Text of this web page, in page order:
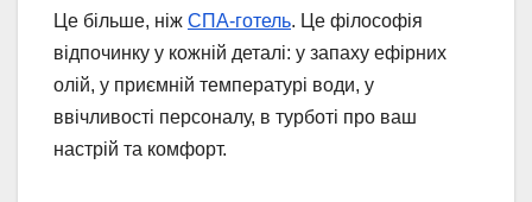
Це більше, ніж СПА-готель. Це філософія
відпочинку у кожній деталі: у запаху ефірних
олій, у приємній температурі води, у
ввічливості персоналу, в турботі про ваш
настрій та комфорт.